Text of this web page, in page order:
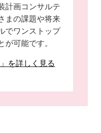
計画コンサルテ
まの課題や将来
でワンストップ
可能です。
を詳しく見る